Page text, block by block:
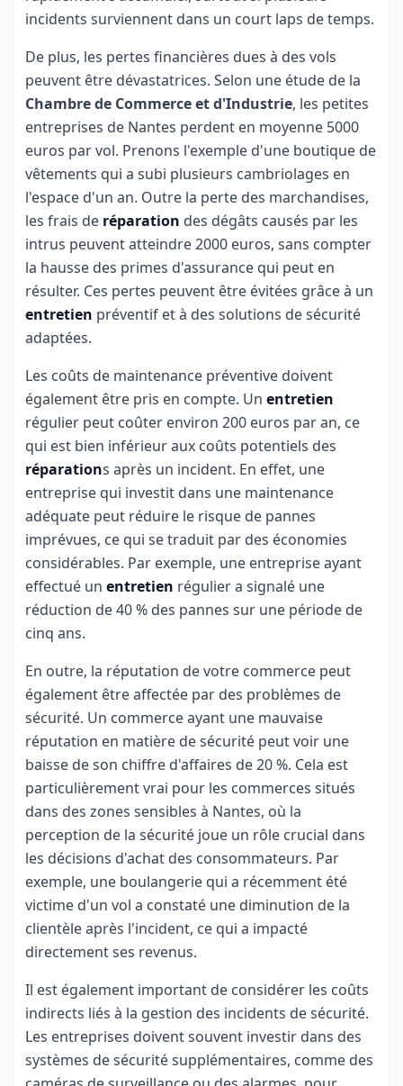
incidents surviennent dans un court laps de temps.
De plus, les pertes financières dues à des vols
peuvent être dévastatrices. Selon une étude de la
Chambre de Commerce et d'Industrie, les petites
entreprises de Nantes perdent en moyenne 5000
euros par vol. Prenons l'exemple d'une boutique de
vêtements qui a subi plusieurs cambriolages en
l'espace d'un an. Outre la perte des marchandises,
les frais de réparation des dégâts causés par les
intrus peuvent atteindre 2000 euros, sans compter
la hausse des primes d'assurance qui peut en
résulter. Ces pertes peuvent être évitées grâce à un
entretien préventif et à des solutions de sécurité
adaptées.
Les coûts de maintenance préventive doivent
également être pris en compte. Un entretien
régulier peut coûter environ 200 euros par an, ce
qui est bien inférieur aux coûts potentiels des
réparations après un incident. En effet, une
entreprise qui investit dans une maintenance
adéquate peut réduire le risque de pannes
imprévues, ce qui se traduit par des économies
considérables. Par exemple, une entreprise ayant
effectué un entretien régulier a signalé une
réduction de 40 % des pannes sur une période de
cinq ans.
En outre, la réputation de votre commerce peut
également être affectée par des problèmes de
sécurité. Un commerce ayant une mauvaise
réputation en matière de sécurité peut voir une
baisse de son chiffre d'affaires de 20 %. Cela est
particulièrement vrai pour les commerces situés
dans des zones sensibles à Nantes, où la
perception de la sécurité joue un rôle crucial dans
les décisions d'achat des consommateurs. Par
exemple, une boulangerie qui a récemment été
victime d'un vol a constaté une diminution de la
clientèle après l'incident, ce qui a impacté
directement ses revenus.
Il est également important de considérer les coûts
indirects liés à la gestion des incidents de sécurité.
Les entreprises doivent souvent investir dans des
systèmes de sécurité supplémentaires, comme des